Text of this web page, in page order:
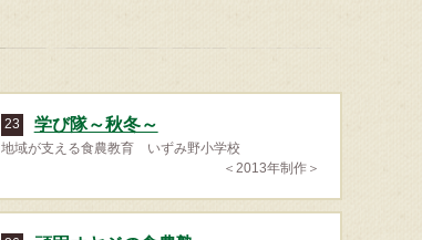
23 学び隊～秋冬～
地域が支える食農教育 いずみ野小学校
＜2013年制作＞